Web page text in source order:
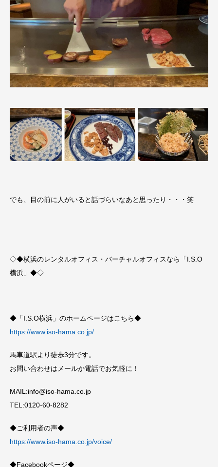
でも、目の前に人がいると話づらいなあと思ったり・・・笑
◇◆横浜のレンタルオフィス・バーチャルオフィスなら「I.S.O
横浜」◆◇
◆「I.S.O横浜」のホームページはこちら◆
https://www.iso-hama.co.jp/
馬車道駅より徒歩3分です。
お問い合わせはメールか電話でお気軽に！
MAIL:info@iso-hama.co.jp
TEL:0120-60-8282
◆ご利用者の声◆
https://www.iso-hama.co.jp/voice/
◆Facebookページ◆